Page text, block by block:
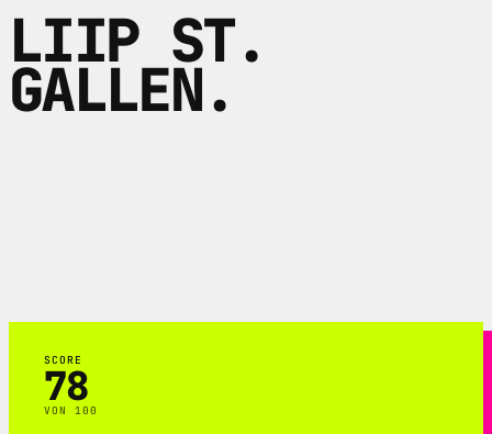
LIIP ST.
GALLEN.
SCORE
78
VON 100